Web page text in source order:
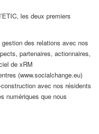
les deux premiers
gestion des relations avec nos
partenaires, actionnaires,
de xRM
(www.socialchange.eu)
avec nos résidents
numériques que nous